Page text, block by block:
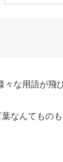
な用語が飛
なんてものも